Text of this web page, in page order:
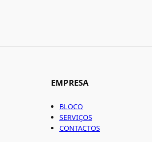
EMPRESA
BLOCO
SERVIÇOS
CONTACTOS